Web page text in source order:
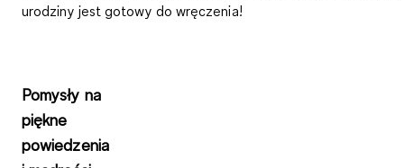
urodziny jest gotowy do wręczenia!
Pomysły na
piękne
powiedzenia